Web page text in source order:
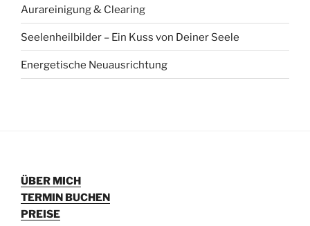
Aurareinigung & Clearing
Seelenheilbilder – Ein Kuss von Deiner Seele
Energetische Neuausrichtung
ÜBER MICH
TERMIN BUCHEN
PREISE